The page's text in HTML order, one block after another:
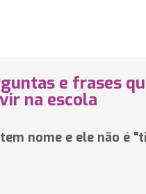
e frases
na escola
nome e ele não é